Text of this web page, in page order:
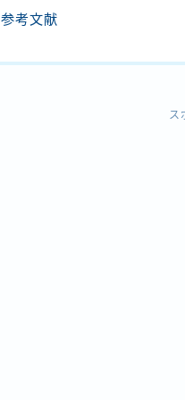
参考文献
ス